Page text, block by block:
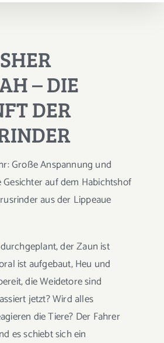
– DIE
DER
Große Anspannung und
auf dem Habichtshof
aus der Lippeaue
der Zaun ist
ist aufgebaut, Heu und
die Weidetore sind
jetzt? Wird alles
die Tiere? Der Fahrer
es schiebt sich ein